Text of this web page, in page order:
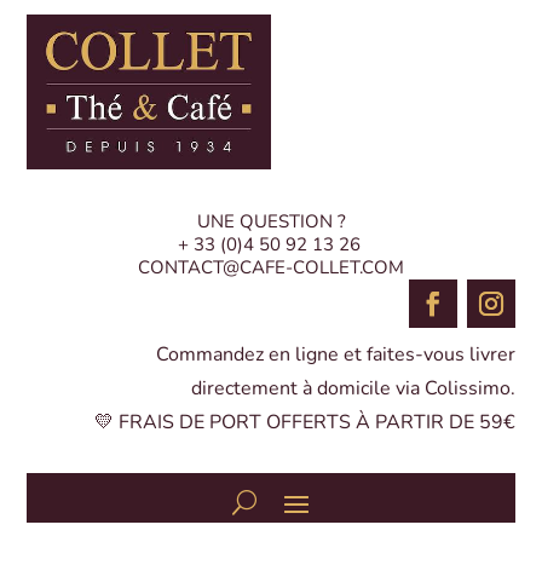
UNE QUESTION ?
+ 33 (0)4 50 92 13 26
CONTACT@CAFE-COLLET.COM
Commandez en ligne et faites-vous livrer
directement à domicile via Colissimo.
💛 FRAIS DE PORT OFFERTS À PARTIR DE 59€